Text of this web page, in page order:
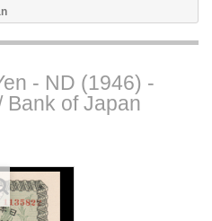
- ND (1946) -
Bank of Japan